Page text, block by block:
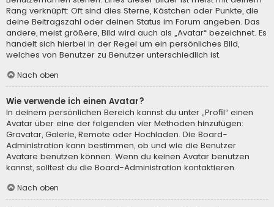
Rang verknüpft: Oft sind dies Sterne, Kästchen oder Punkte, die
deine Beitragszahl oder deinen Status im Forum angeben. Das
andere, meist größere, Bild wird auch als „Avatar“ bezeichnet. Es
handelt sich hierbei in der Regel um ein persönliches Bild,
welches von Benutzer zu Benutzer unterschiedlich ist.
Nach oben
Wie verwende ich einen Avatar?
In deinem persönlichen Bereich kannst du unter „Profil“ einen
Avatar über eine der folgenden vier Methoden hinzufügen:
Gravatar, Galerie, Remote oder Hochladen. Die Board-
Administration kann bestimmen, ob und wie die Benutzer
Avatare benutzen können. Wenn du keinen Avatar benutzen
kannst, solltest du die Board-Administration kontaktieren.
Nach oben